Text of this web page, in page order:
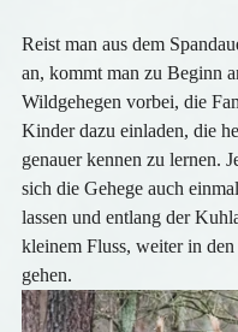
Reist man aus dem
an, kommt man zu Beginn
Wildgehegen vorbei, die
Kinder dazu einladen, die
genauer kennen zu lernen.
sich die Gehege auch
lassen und entlang der
kleinem Fluss, weiter in
gehen.